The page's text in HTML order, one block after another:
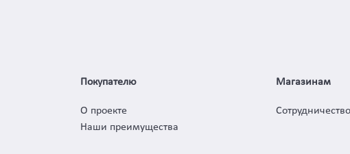
Покупателю
О проекте
Наши преимущества
Магазинам
Сотрудничество